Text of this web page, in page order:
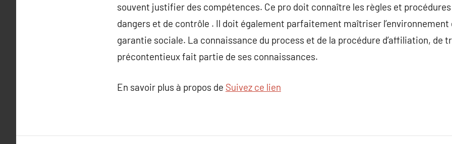
souvent justifier des compétences. Ce pro doit connaître les règles et
dangers et de contrôle . Il doit également parfaitement maîtriser
garantie sociale. La connaissance du process et de la procédure d’affiliation, de
précontentieux fait partie de ses connaissances.
En savoir plus à propos de Suivez ce lien